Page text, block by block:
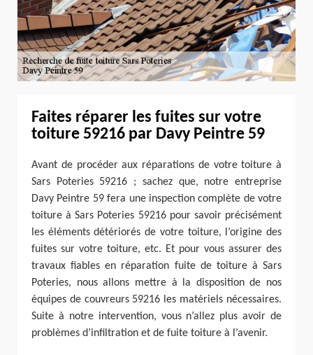
Faites réparer les fuites sur votre
toiture 59216 par Davy Peintre 59
Avant de procéder aux réparations de votre toiture à
Sars Poteries 59216 ; sachez que, notre entreprise
Davy Peintre 59 fera une inspection complète de votre
toiture à Sars Poteries 59216 pour savoir précisément
les éléments détériorés de votre toiture, l’origine des
fuites sur votre toiture, etc. Et pour vous assurer des
travaux fiables en réparation fuite de toiture à Sars
Poteries, nous allons mettre à la disposition de nos
équipes de couvreurs 59216 les matériels nécessaires.
Suite à notre intervention, vous n’allez plus avoir de
problèmes d’infiltration et de fuite toiture à l’avenir.